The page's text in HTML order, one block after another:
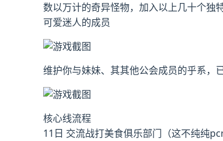
数以万计的奇异怪物，加入以上几十个独
可爱迷人的成员
维护你与妹妹、其其他公会成员的乎系，
核心线流程
11日 交流战打美食俱乐部门（这不纯纯